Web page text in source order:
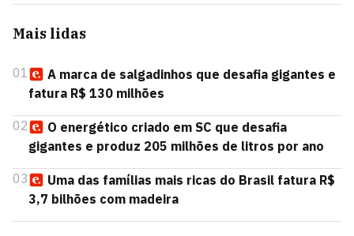
Mais lidas
01
A marca de salgadinhos que desafia gigantes e
fatura R$ 130 milhões
02
O energético criado em SC que desafia
gigantes e produz 205 milhões de litros por ano
03
Uma das famílias mais ricas do Brasil fatura R$
3,7 bilhões com madeira